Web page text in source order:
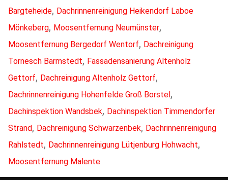
Bargteheide, Dachrinnenreinigung Heikendorf Laboe
Mönkeberg, Moosentfernung Neumünster,
Moosentfernung Bergedorf Wentorf, Dachreinigung
Tornesch Barmstedt, Fassadensanierung Altenholz
Gettorf, Dachreinigung Altenholz Gettorf,
Dachrinnenreinigung Hohenfelde Groß Borstel,
Dachinspektion Wandsbek, Dachinspektion Timmendorfer
Strand, Dachreinigung Schwarzenbek, Dachrinnenreinigung
Rahlstedt, Dachrinnenreinigung Lütjenburg Hohwacht,
Moosentfernung Malente